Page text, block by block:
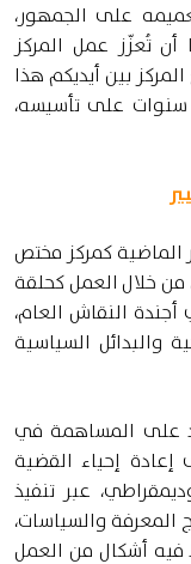
على الجمهور،
تُعزّز عمل المركز
بين أيديكم هذا
التقرير، كجزء من احتفال المركز، بمرور 10 سنوات على تأسيسه،
الماضية كمركز مختص
من خلال العمل كحلقة
النقاش العام،
والبدائل السياسية
على المساهمة في
إحياء القضية
عبر تنفيذ
المعرفة والسياسات،
فيه أشكال من العمل